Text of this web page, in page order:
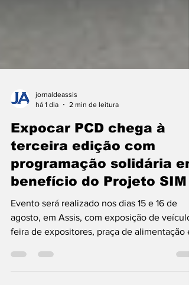
há 1 dia
2 min de leitura
Expocar PCD chega à
terceira edição com
programação solidária
benefício do Projeto SIM
Evento será realizado nos dias 15 e 16 de
agosto, em Assis, com exposição de
feira de expositores, praça de alimentação e